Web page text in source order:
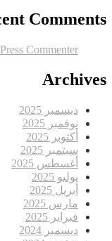
Comments
Commenter
Archives
ديسمبر 2025
نوفمبر 2025
أكتوبر 2025
سبتمبر 2025
أغسطس 2025
يوليو 2025
أبريل 2025
مارس 2025
فبراير 2025
ديسمبر 2024